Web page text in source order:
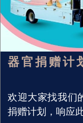
器官捐赠计
欢迎大家找我们
捐赠计划，响应